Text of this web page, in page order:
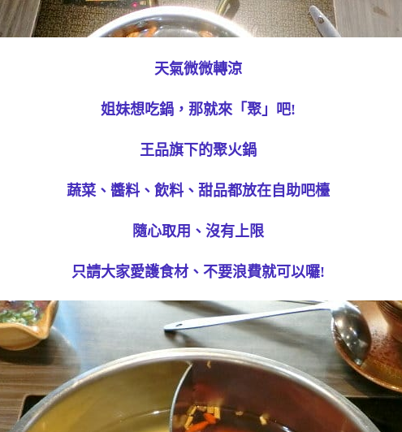
天氣微微轉涼
姐妹想吃鍋，那就來「聚」吧!
王品旗下的聚火鍋
蔬菜、醬料、飲料、甜品都放在自助吧檯
隨心取用、沒有上限
只請大家愛護食材、不要浪費就可以囉!